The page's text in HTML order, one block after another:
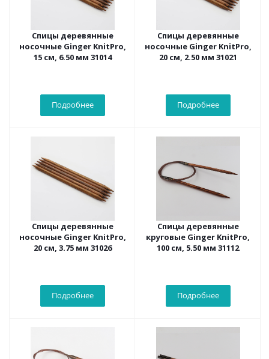
Спицы деревянные
носочные Ginger KnitPro,
15 см, 6.50 мм 31014
Подробнее
Спицы деревянные
носочные Ginger KnitPro,
20 см, 2.50 мм 31021
Подробнее
Спицы деревянные
носочные Ginger KnitPro,
20 см, 3.75 мм 31026
Подробнее
Спицы деревянные
круговые Ginger KnitPro,
100 см, 5.50 мм 31112
Подробнее